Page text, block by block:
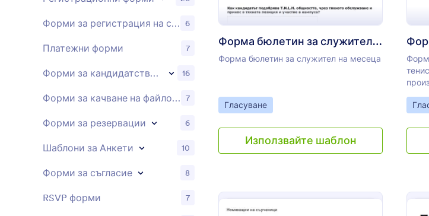
Форма бюлетин за служител на месеца
Форма бюлетин за служител на месеца
Go to Category:
Гласуване
Използвайте шаблон
Go
Форми за регистрация на събития 6
Платежни форми 7
Форми за кандидатстване 16
Форми за качване на файлове 7
Форми за резервации 6
Шаблони за Анкети 10
Форми за съгласие 8
RSVP форми 7